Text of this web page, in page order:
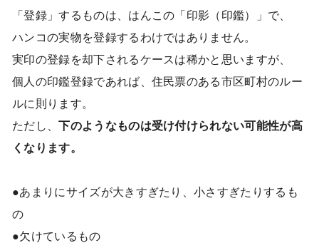
「登録」するものは、はんこの「印影（印鑑）」で、
ハンコの実物を登録するわけではありません。
実印の登録を却下されるケースは稀かと思いますが、
個人の印鑑登録であれば、住民票のある市区町村のルー
ルに則ります。
ただし、下のようなものは受け付けられない可能性が高
くなります。
●あまりにサイズが大きすぎたり、小さすぎたりするも
の
●欠けているもの